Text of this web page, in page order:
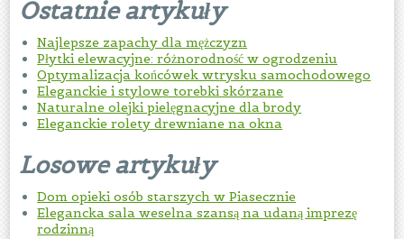
Ostatnie artykuły
Najlepsze zapachy dla mężczyzn
Płytki elewacyjne: różnorodność w ogrodzeniu
Optymalizacja końcówek wtrysku samochodowego
Eleganckie i stylowe torebki skórzane
Naturalne olejki pielęgnacyjne dla brody
Eleganckie rolety drewniane na okna
Losowe artykuły
Dom opieki osób starszych w Piasecznie
Elegancka sala weselna szansą na udaną imprezę
rodzinną